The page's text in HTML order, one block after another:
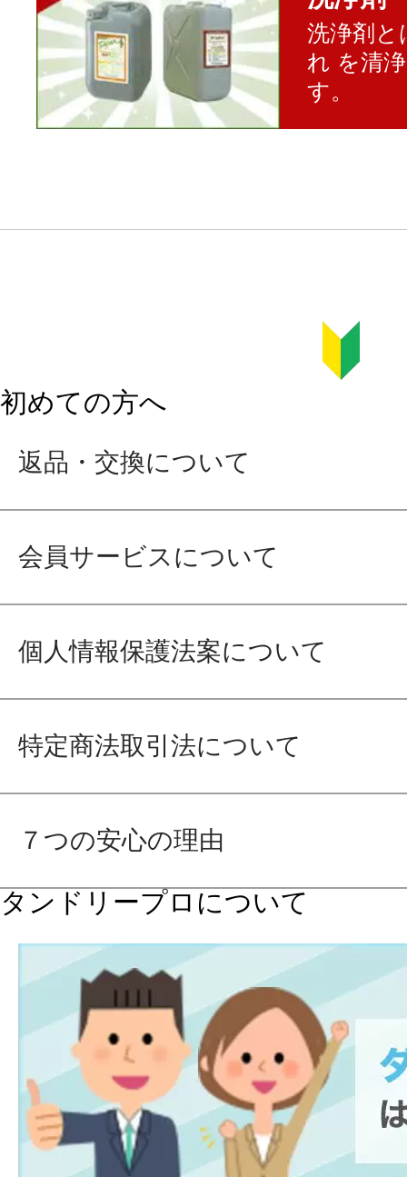
洗浄剤と
れ を清
す。
初めての方へ
返品・交換について
会員サービスについて
個人情報保護法案について
特定商法取引法について
７つの安心の理由
タンドリープロについて